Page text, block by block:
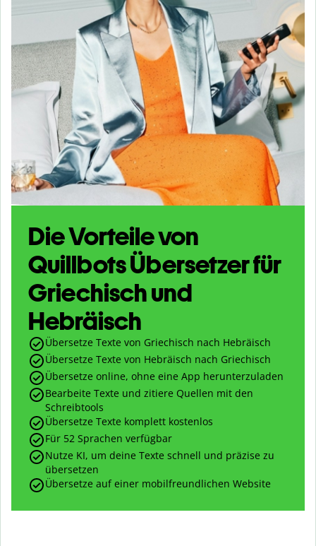
Die Vorteile von
Quillbots Übersetzer für
Griechisch und
Hebräisch
Übersetze Texte von Griechisch nach Hebräisch
Übersetze Texte von Hebräisch nach Griechisch
Übersetze online, ohne eine App herunterzuladen
Bearbeite Texte und zitiere Quellen mit den
Schreibtools
Übersetze Texte komplett kostenlos
Für 52 Sprachen verfügbar
Nutze KI, um deine Texte schnell und präzise zu
übersetzen
Übersetze auf einer mobilfreundlichen Website